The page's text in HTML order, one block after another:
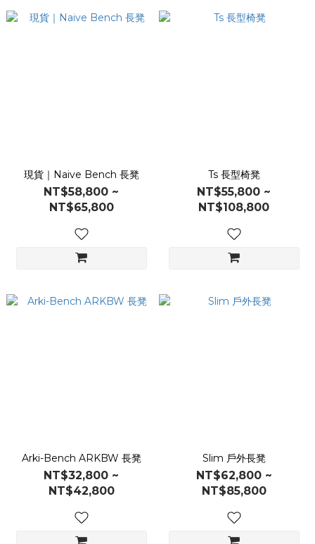
現貨｜Naive Bench 長凳
NT$58,800 ~
NT$65,800
Ts 長型椅凳
NT$55,800 ~
NT$108,800
Arki-Bench ARKBW 長凳
NT$32,800 ~
NT$42,800
Slim 戶外長凳
NT$62,800 ~
NT$85,800